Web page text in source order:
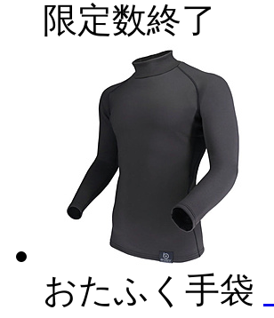
限定数終了
おたふく手袋